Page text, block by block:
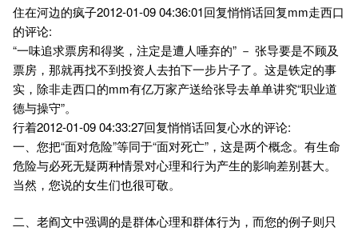
住在河边的疯子2012-01-09 04:36:01回复悄悄话回复mm走西口
的评论:
“一味追求票房和得奖，注定是遭人唾弃的” － 张导要是不顾及
票房，那就再找不到投资人去拍下一步片子了。这是铁定的事
实，除非走西口的mm有亿万家产送给张导去单单讲究“职业道
德与操守”。
行着2012-01-09 04:33:27回复悄悄话回复心水的评论:
一、您把“面对危险”等同于“面对死亡”，这是两个概念。有生命
危险与必死无疑两种情景对心理和行为产生的影响差别甚大。
当然，您说的女生们也很可敬。
二、老阎文中强调的是群体心理和群体行为，而您的例子则只